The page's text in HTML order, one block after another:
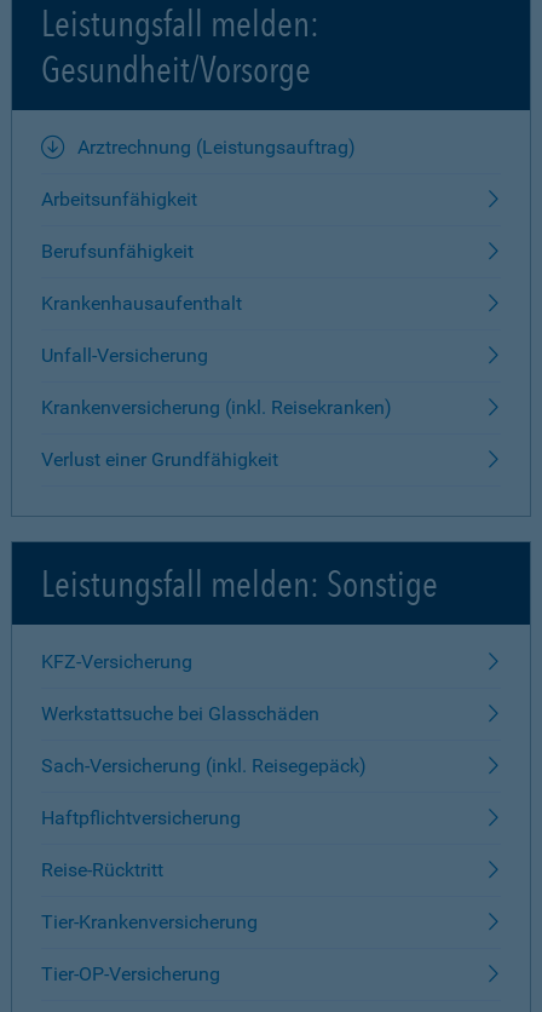
Leistungsfall melden:
Gesundheit/Vorsorge
Arztrechnung (Leistungsauftrag)
Arbeitsunfähigkeit
Berufsunfähigkeit
Krankenhausaufenthalt
Unfall-Versicherung
Krankenversicherung (inkl. Reisekranken)
Verlust einer Grundfähigkeit
Leistungsfall melden: Sonstige
KFZ-Versicherung
Werkstattsuche bei Glasschäden
Sach-Versicherung (inkl. Reisegepäck)
Haftpflichtversicherung
Reise-Rücktritt
Tier-Krankenversicherung
Tier-OP-Versicherung